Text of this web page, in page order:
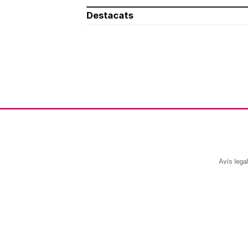
Destacats
Avís legal